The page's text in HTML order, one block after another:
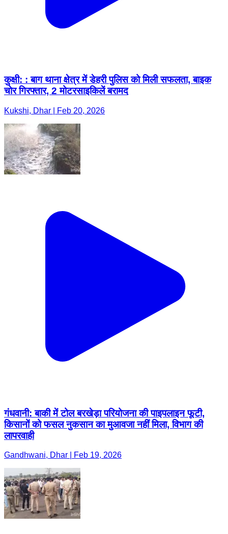
कुक्षी: : बाग थाना क्षेत्र में डेहरी पुलिस को मिली सफलता, बाइक
चोर गिरफ्तार, 2 मोटरसाइकिलें बरामद
Kukshi, Dhar | Feb 20, 2026
गंधवानी: बाकी में टोल बरखेड़ा परियोजना की पाइपलाइन फूटी,
किसानों को फसल नुकसान का मुआवजा नहीं मिला, विभाग की
लापरवाही
Gandhwani, Dhar | Feb 19, 2026